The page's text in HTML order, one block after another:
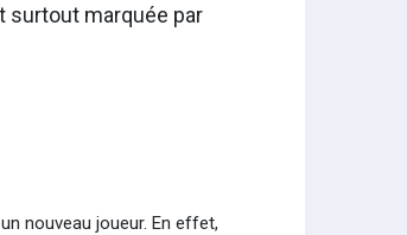
surtout marquée par
nouveau joueur. En effet,